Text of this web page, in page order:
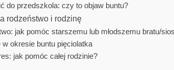
do przedszkola: czy to objaw buntu?
rodzeństwo i rodzinę
jak pomóc starszemu lub młodszemu bratu/
okresie buntu pięciolatka
jak pomóc całej rodzinie?